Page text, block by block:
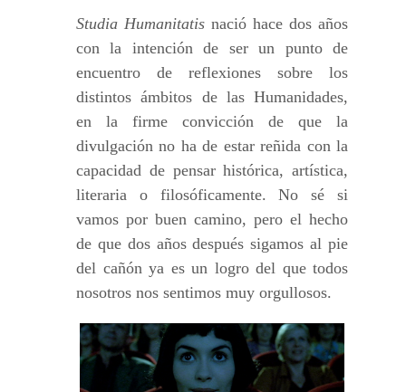
Studia Humanitatis nació hace dos años
con la intención de ser un punto de
encuentro de reflexiones sobre los
distintos ámbitos de las Humanidades,
en la firme convicción de que la
divulgación no ha de estar reñida con la
capacidad de pensar histórica, artística,
literaria o filosóficamente. No sé si
vamos por buen camino, pero el hecho
de que dos años después sigamos al pie
del cañón ya es un logro del que todos
nosotros nos sentimos muy orgullosos.